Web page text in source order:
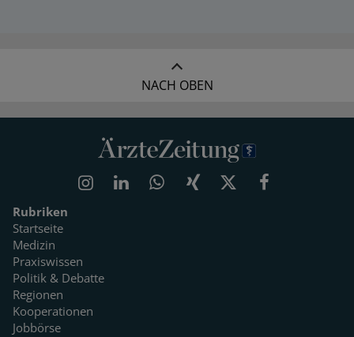
NACH OBEN
Rubriken
Startseite
Medizin
Praxiswissen
Politik & Debatte
Regionen
Kooperationen
Jobbörse